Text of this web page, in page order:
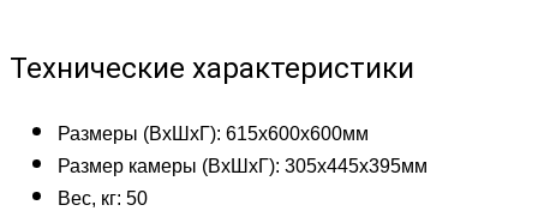
Технические характеристики
Размеры (ВхШхГ): 615х600х600мм
Размер камеры (ВхШхГ): 305х445х395мм
Вес, кг: 50